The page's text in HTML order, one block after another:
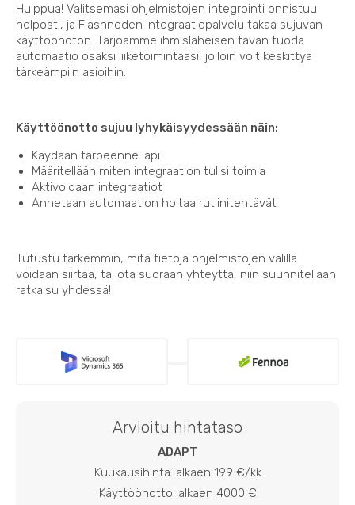
Huippua! Valitsemasi ohjelmistojen integrointi onnistuu
helposti, ja Flashnoden integraatiopalvelu takaa sujuvan
käyttöönoton. Tarjoamme ihmisläheisen tavan tuoda
automaatio osaksi liiketoimintaasi, jolloin voit keskittyä
tärkeämpiin asioihin.
Käyttöönotto sujuu lyhykäisyydessään näin:
Käydään tarpeenne läpi
Määritellään miten integraation tulisi toimia
Aktivoidaan integraatiot
Annetaan automaation hoitaa rutiinitehtävät
Tutustu tarkemmin, mitä tietoja ohjelmistojen välillä
voidaan siirtää, tai ota suoraan yhteyttä, niin suunnitellaan
ratkaisu yhdessä!
Arvioitu hintataso
ADAPT
Kuukausihinta: alkaen 199 €/kk
Käyttöönotto: alkaen 4000 €